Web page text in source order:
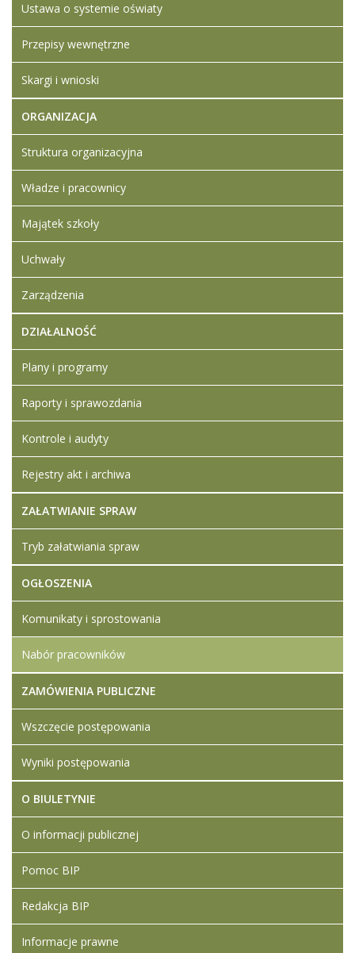
osobowy
zmieniony.
wtorek,
26 maj
13:30
Artykuł został
Artykuł został
zmieniony.
wtorek,
Ledwójcik
Artykuł został
zmieniony.
26 maj
13:39
Iwona
Artykuł został
zmieniony.
Dodane
załączniki
Szczegółowe
informacje
naborze na
wolne
pracy
wychowawca
w internacie
Kwestionariusz
osobowy
2026
Ustawa o systemie oświaty
Przepisy wewnętrzne
Skargi i wnioski
ORGANIZACJA
Struktura organizacyjna
Władze i pracownicy
Majątek szkoły
Uchwały
Zarządzenia
DZIAŁALNOŚĆ
Plany i programy
Raporty i sprawozdania
Kontrole i audyty
Rejestry akt i archiwa
ZAŁATWIANIE SPRAW
Tryb załatwiania spraw
OGŁOSZENIA
Komunikaty i sprostowania
Nabór pracowników
ZAMÓWIENIA PUBLICZNE
Wszczęcie postępowania
Wyniki postępowania
O BIULETYNIE
O informacji publicznej
Pomoc BIP
Redakcja BIP
Informacje prawne